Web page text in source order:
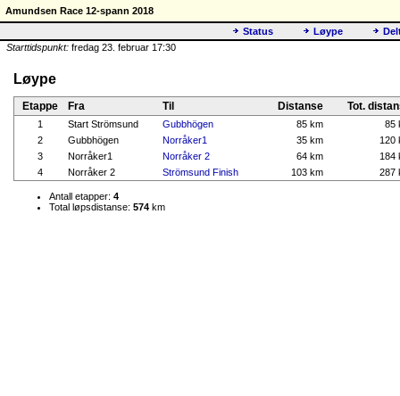
Amundsen Race 12-spann 2018
Status
Løype
Starttidspunkt: fredag 23. februar 17:30
Løype
Etappe Fra Til Distanse Tot.
1 Start Strömsund Gubbhögen 85 km
85
2
Gubbhögen Norråker1 35 km
120
3
Norråker1 Norråker 2 64 km
184
4
Norråker 2 Strömsund Finish 103 km 287
Antall etapper: 4
Total løpsdistanse: 574 km